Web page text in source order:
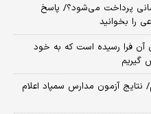
پرداخت می‌شود؟/ پاسخ
را بخوانید
آن فرا رسیده است که به خود
گیریم
آزمون مدارس سمپاد اعلام